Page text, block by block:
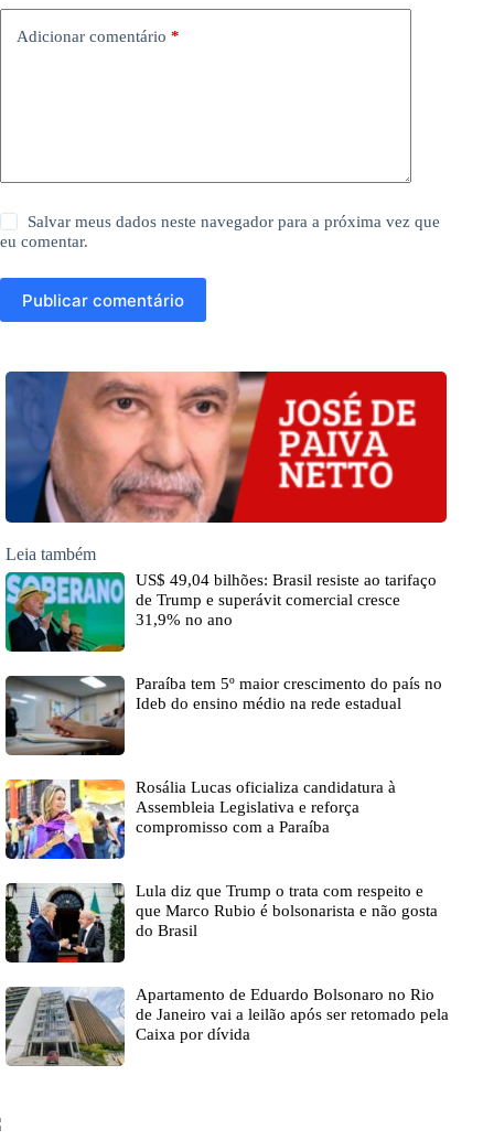
Adicionar comentário *
Salvar meus dados neste navegador para a próxima vez que
eu comentar.
Publicar comentário
Leia também
US$ 49,04 bilhões: Brasil resiste ao tarifaço
de Trump e superávit comercial cresce
31,9% no ano
Paraíba tem 5º maior crescimento do país no
Ideb do ensino médio na rede estadual
Rosália Lucas oficializa candidatura à
Assembleia Legislativa e reforça
compromisso com a Paraíba
Lula diz que Trump o trata com respeito e
que Marco Rubio é bolsonarista e não gosta
do Brasil
Apartamento de Eduardo Bolsonaro no Rio
de Janeiro vai a leilão após ser retomado pela
Caixa por dívida